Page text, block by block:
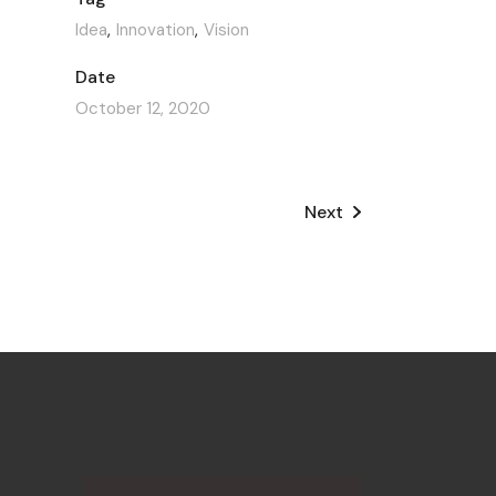
Idea Innovation Vision
Date
October 12, 2020
Next